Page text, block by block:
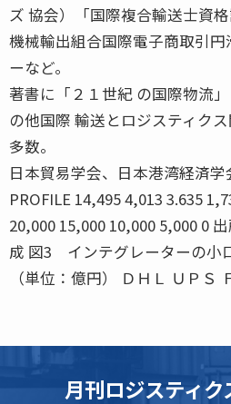
ズ 協会）「国際複合輸送士資
機械輸出組合国際電子商取引
ーなど。
著書に「２１世紀 の国際物流
の他国際 輸送とロジスティク
多数。
日本貿易学会、日本港湾経済学
PROFILE 14,495 4,013 3.635
20,000 15,000 10,000 5,000 0
成 図3 インテグレーターの小
（単位：億円） ＤＨＬ ＵＰＳ
月刊ロジスティ